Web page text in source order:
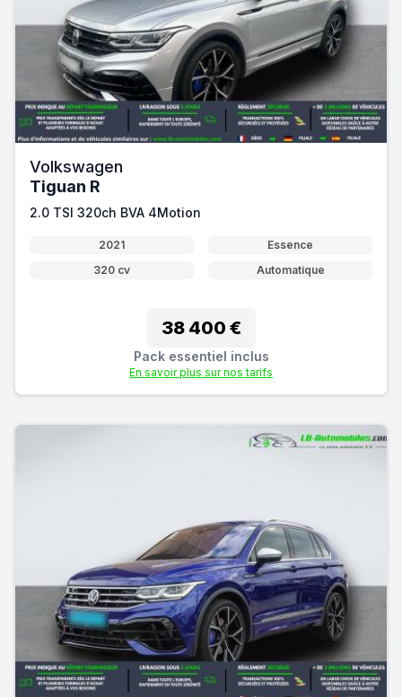
Volkswagen
Tiguan R
2.0 TSI 320ch BVA 4Motion
2021
Essence
320 cv
Automatique
38 400 €
Pack essentiel inclus
En savoir plus sur nos tarifs